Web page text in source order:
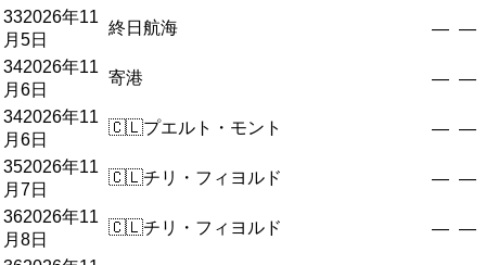
332026年11
月5日
終日航海 — —
342026年11
月6日
寄港 — —
342026年11
月6日
🇨🇱プエルト・モント — —
352026年11
月7日
🇨🇱チリ・フィヨルド — —
362026年11
月8日
🇨🇱チリ・フィヨルド — —